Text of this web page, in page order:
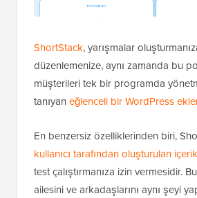
ShortStack, yarışmalar
düzenlemenize, aynı zamanda bu
müşterileri tek bir programda
tanıyan eğlenceli bir WordPress
En benzersiz özelliklerinden biri,
kullanıcı tarafından oluşturulan içerik
test çalıştırmanıza izin vermesidir.
ailesini ve arkadaşlarını aynı şeyi